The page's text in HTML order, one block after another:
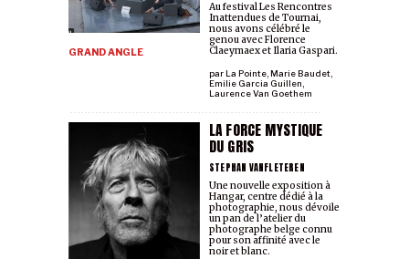
GRAND ANGLE
parLa Pointe Marie Baudet
Emilie Garcia Guillen
Laurence Van Goethem
Au festival Les Rencontres
Inattendues de Tournai,
nous avons célébré le
genou avec Florence
Claeymaex et Ilaria Gaspari.
LA FORCE MYSTIQUE
DU GRIS
STEPHAN VANFLETEREN
Une nouvelle exposition à
Hangar, centre dédié à la
photographie, nous dévoile
un pan de l’atelier du
photographe belge connu
pour son affinité avec le
noir et blanc.